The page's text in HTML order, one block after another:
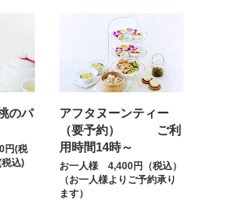
のパ
円(税
込)
アフタヌーンティー
（要予約） ご利
用時間14時～
お一人様 4,400円（税込）
（お一人様よりご予約承り
ます）